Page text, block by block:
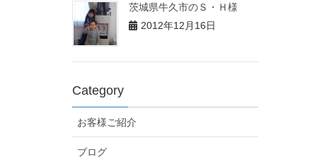
茨城県牛久市のＳ・Ｈ様
2012年12月16日
Category
お客様ご紹介
ブログ